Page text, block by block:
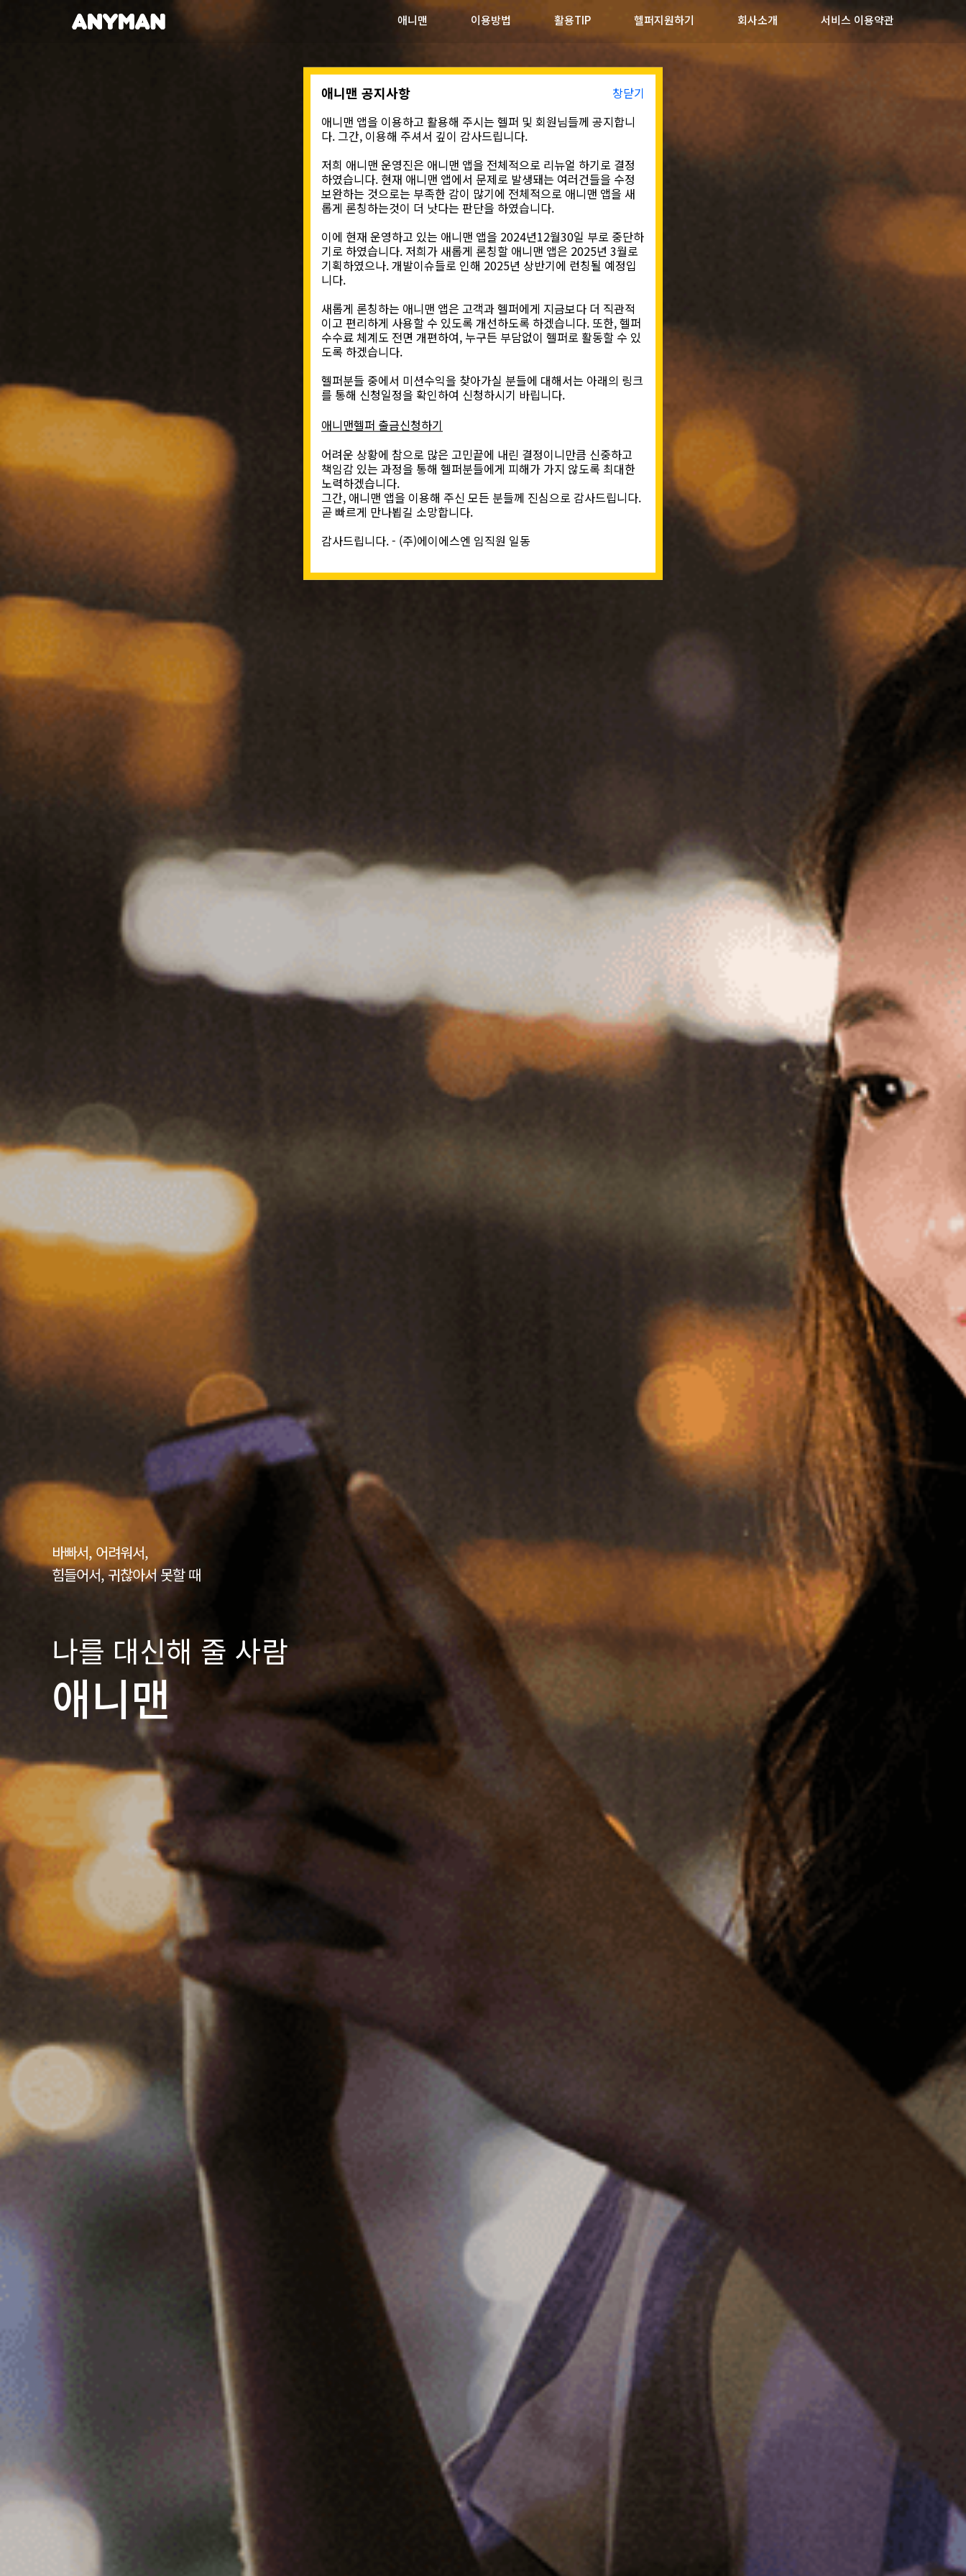
애니맨 이용방법 활용TIP 헬퍼지원하기 회사소개 서비스 이용약관
바빠서, 어려워서,
힘들어서, 귀찮아서 못할 때
나를 대신해 줄 사람
애니맨
애니맨 공지사항
창닫기
애니맨 앱을 이용하고 활용해 주시는 헬퍼 및 회원님들께 공지합니
다. 그간, 이용해 주셔서 깊이 감사드립니다.
저희 애니맨 운영진은 애니맨 앱을 전체적으로 리뉴얼 하기로 결정
하였습니다. 현재 애니맨 앱에서 문제로 발생돼는 여러건들을 수정
보완하는 것으로는 부족한 감이 많기에 전체적으로 애니맨 앱을 새
롭게 론칭하는것이 더 낫다는 판단을 하였습니다.
이에 현재 운영하고 있는 애니맨 앱을 2024년12월30일 부로 중단하
기로 하였습니다. 저희가 새롭게 론칭할 애니맨 앱은 2025년 3월로
기획하였으나.개발이슈들로 인해 2025년 상반기에 런칭될 예정입
니다.
새롭게 론칭하는 애니맨 앱은 고객과 헬퍼에게 지금보다 더 직관적
이고 편리하게 사용할 수 있도록 개선하도록 하겠습니다. 또한, 헬퍼
수수료 체계도 전면 개편하여, 누구든 부담없이 헬퍼로 활동할 수 있
도록 하겠습니다.
헬퍼분들 중에서 미션수익을 찾아가실 분들에 대해서는 아래의 링크
를 통해 신청일정을 확인하여 신청하시기 바립니다.
애니맨헬퍼 출금신청하기
어려운 상황에 참으로 많은 고민끝에 내린 결정이니만큼 신중하고
책임감 있는 과정을 통해 헬퍼분들에게 피해가 가지 않도록 최대한
노력하겠습니다.
그간, 애니맨 앱을 이용해 주신 모든 분들께 진심으로 감사드립니다.
곧 빠르게 만나뵙길 소망합니다.
감사드립니다. - (주)에이에스엔 임직원 일동